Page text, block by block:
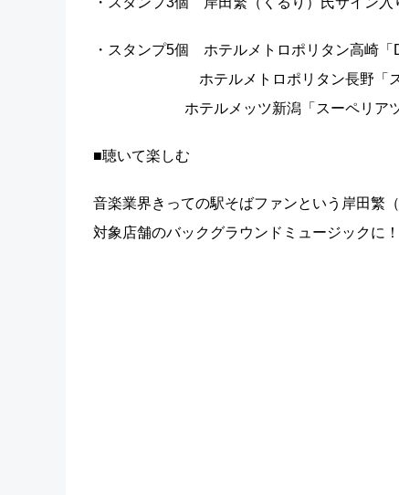
・スタンプ5個 ホテルメトロポリタン高崎
ホテルメトロポリタン長野「スー
ホテルメッツ新潟「スーペリアツイ
■聴いて楽しむ
音楽業界きっての駅そばファンという岸田繁
対象店舗のバックグラウンドミュージックに